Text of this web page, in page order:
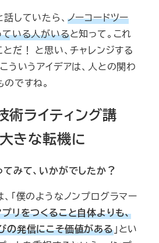
していたら、 ノーコードツー
ている人がいると知って。これ
だ！ と思い、チャレンジする
ういうアイデアは、人との関わ
ですね。
術ライティング講
きな転機に
てみて、いかがでしたか？
「僕のようなノンプログラマー
リをつくること自体よりも、
の発信にこそ価値がある」とい